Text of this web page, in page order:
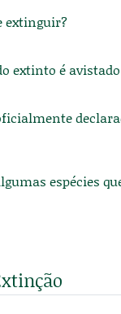
extinguir?
extinto é
espécies